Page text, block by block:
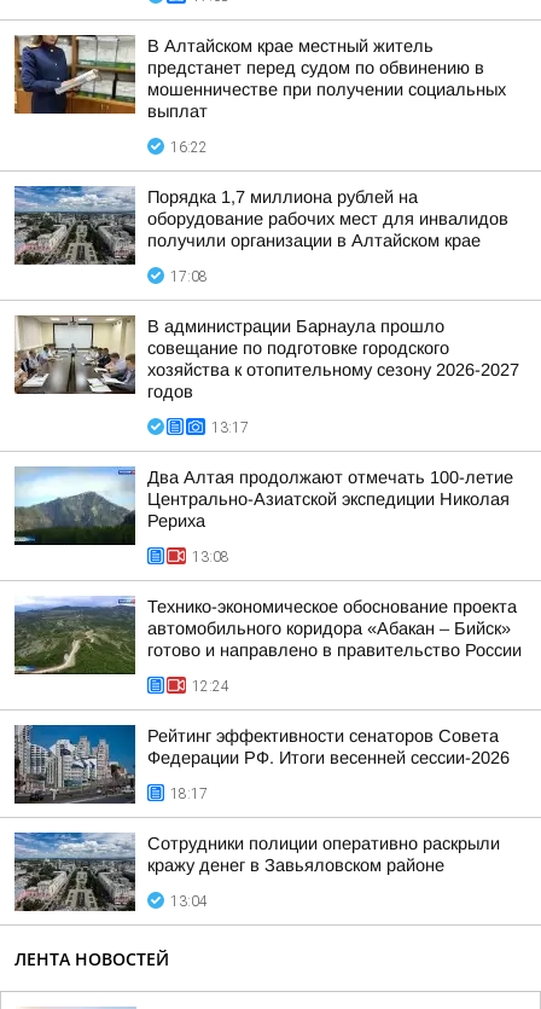
В Алтайском крае местный житель
предстанет перед судом по обвинению в
мошенничестве при получении социальных
выплат
16:22
Порядка 1,7 миллиона рублей на
оборудование рабочих мест для инвалидов
получили организации в Алтайском крае
17:08
В администрации Барнаула прошло
совещание по подготовке городского
хозяйства к отопительному сезону 2026-2027
годов
13:17
Два Алтая продолжают отмечать 100-летие
Центрально-Азиатской экспедиции Николая
Рериха
13:08
Технико-экономическое обоснование проекта
автомобильного коридора «Абакан – Бийск»
готово и направлено в правительство России
12:24
Рейтинг эффективности сенаторов Совета
Федерации РФ. Итоги весенней сессии-2026
18:17
Сотрудники полиции оперативно раскрыли
кражу денег в Завьяловском районе
13:04
ЛЕНТА НОВОСТЕЙ